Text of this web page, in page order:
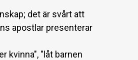
det är svårt att
apostlar presenterar
kvinna", "låt barnen